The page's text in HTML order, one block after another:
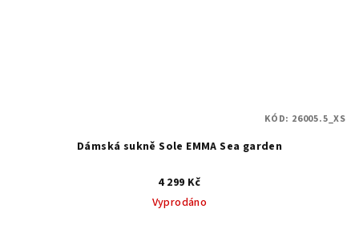
Dámská sukně Sole EMMA Sea garden
4 299 Kč
Vyprodáno
KÓD: 26005.5_XS